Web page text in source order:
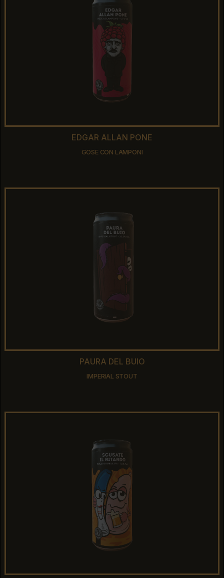
EDGAR ALLAN PONE
EDGAR ALLAN PONE
GOSE CON LAMPONI
PAURA DEL BUIO
PAURA DEL BUIO
IMPERIAL STOUT